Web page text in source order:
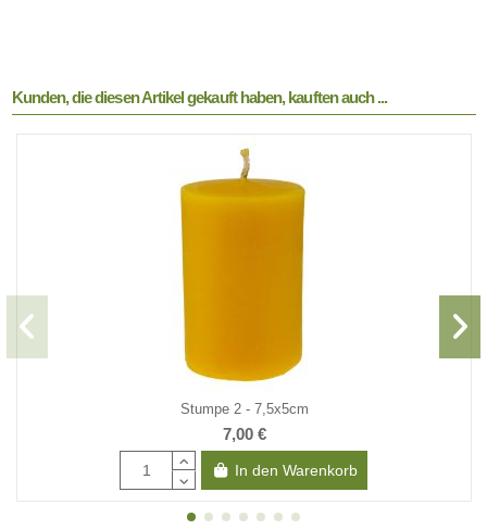
Kunden, die diesen Artikel gekauft haben, kauften auch ...
Stumpe 2 - 7,5x5cm
7,00 €
In den Warenkorb